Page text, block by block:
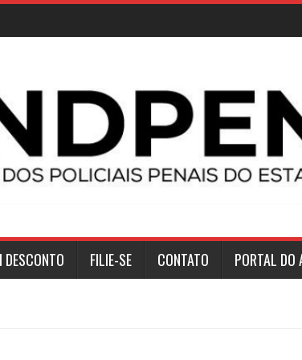
FILIE-SE CONTATO PORTAL DO